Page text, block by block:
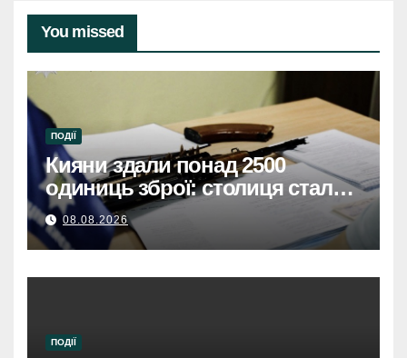
You missed
ПОДІЇ
Кияни здали понад 2500
одиниць зброї: столиця стала
безпечнішою
08.08.2026
ПОДІЇ